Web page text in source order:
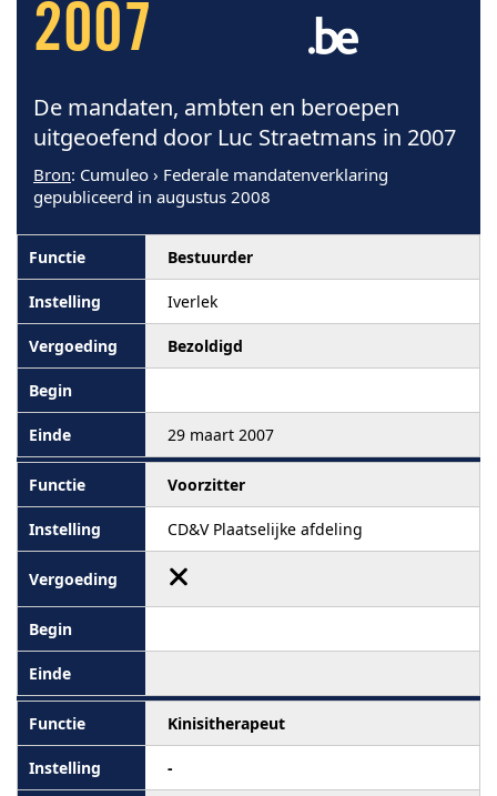
2007
De mandaten, ambten en beroepen
uitgeoefend door Luc Straetmans in 2007
Bron: Cumuleo › Federale mandatenverklaring
gepubliceerd in augustus 2008
Bestuurder
Iverlek
Bezoldigd
29 maart 2007
Voorzitter
CD&V Plaatselijke afdeling
Kinisitherapeut
-